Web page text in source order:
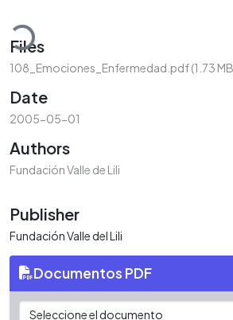
Files
108_Emociones_Enfermedad.pdf(1.73
Date
2005-05-01
Authors
Fundación Valle de Lili
Publisher
Fundación Valle del Lili
Documentos PDF